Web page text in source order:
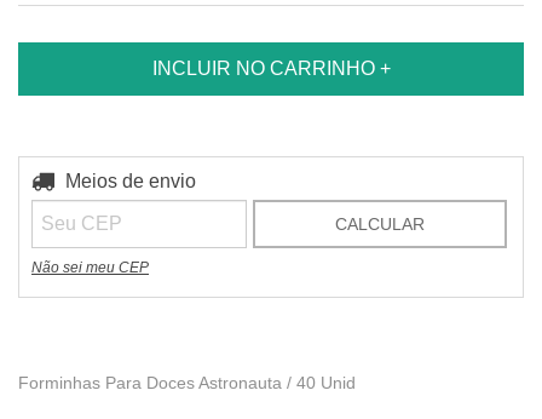
Entregas para o CEP:
Meios de envio
CALCULAR
Não sei meu CEP
Forminhas Para Doces Astronauta / 40 Unid